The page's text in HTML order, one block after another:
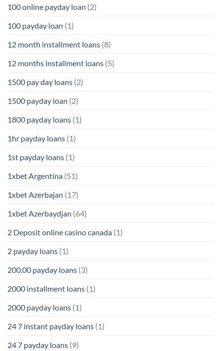
100 online payday loan (2)
100 payday loan (1)
12 month installment loans (8)
12 months installment loans (5)
1500 pay day loans (2)
1500 payday loan (2)
1800 payday loans (1)
1hr payday loans (1)
1st payday loans (1)
1xbet Argentina (51)
1xbet Azerbajan (17)
1xbet Azerbaydjan (64)
2 Deposit online casino canada (1)
2 payday loans (1)
200.00 payday loans (3)
2000 installment loans (1)
2000 payday loans (1)
24 7 instant payday loans (1)
24 7 payday loans (9)